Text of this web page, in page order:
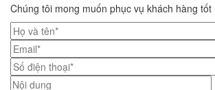
Chúng tôi mong muốn phục vụ khách hàng tốt